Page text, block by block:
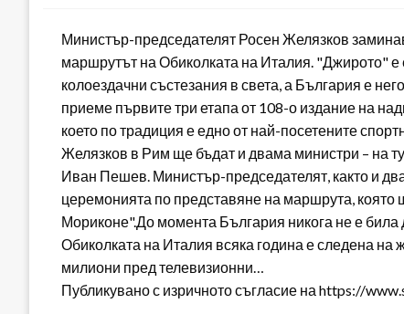
Министър-председателят Росен Желязков
маршрутът на Обиколката на Италия. "Джирото"
колоездачни състезания в света, а България е
приеме първите три етапа от 108-о издание на
което по традиция е едно от най-посетените
Желязков в Рим ще бъдат и двама министри – на
Иван Пешев. Министър-председателят, както и
церемонията по представяне на маршрута,
Мориконе".До момента България никога не е
Обиколката на Италия всяка година е следена на
милиони пред телевизионни…
Публикувано с изричното съгласие на https://